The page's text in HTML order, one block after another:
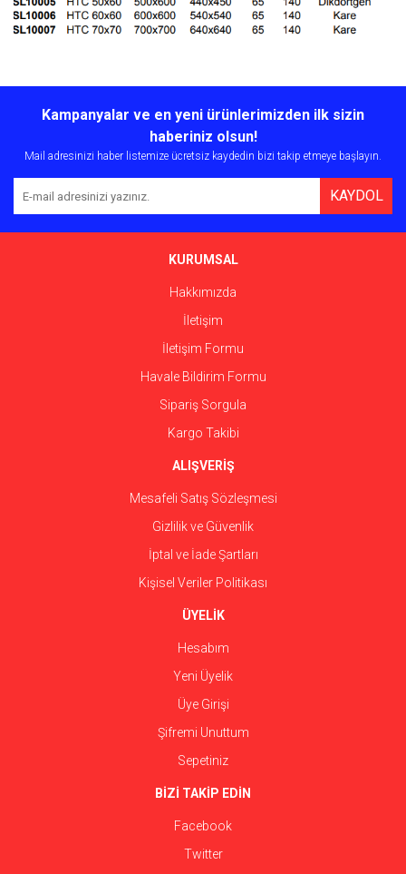
Bu ürüne ilk yorumu siz yapın!
Yorum Yaz
tarafımıza iletebilirsiniz.
Görüş ve önerileriniz için teşekkür ederiz.
Ürün resmi kalitesiz, bozuk veya görüntülenemiyor.
Ürün açıklamasında eksik bilgiler bulunuyor.
Ürün fiyatı diğer sitelerden daha pahalı.
Gönder
Kampanyalar ve en yeni ürünlerimizden ilk sizin
haberiniz olsun!
Mail adresinizi haber listemize ücretsiz kaydedin bizi takip etmeye başlayın.
KAYDOL
KURUMSAL
Hakkımızda
İletişim
İletişim Formu
Havale Bildirim Formu
Sipariş Sorgula
Kargo Takibi
ALIŞVERİŞ
Mesafeli Satış Sözleşmesi
Gizlilik ve Güvenlik
İptal ve İade Şartları
Kişisel Veriler Politikası
ÜYELİK
Hesabım
Yeni Üyelik
Üye Girişi
Şifremi Unuttum
Sepetiniz
BİZİ TAKİP EDİN
Facebook
Twitter